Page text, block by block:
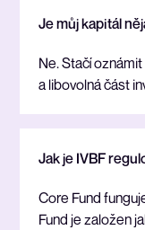
Je můj kapitál
Ne. Stačí
a libovolná část
Jak je IVBF
Core Fund
Fund je založen